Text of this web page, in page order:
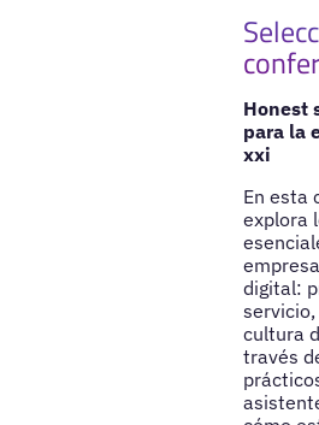
Honest
para la
xxi
En esta
explora
digital:
cultura
través